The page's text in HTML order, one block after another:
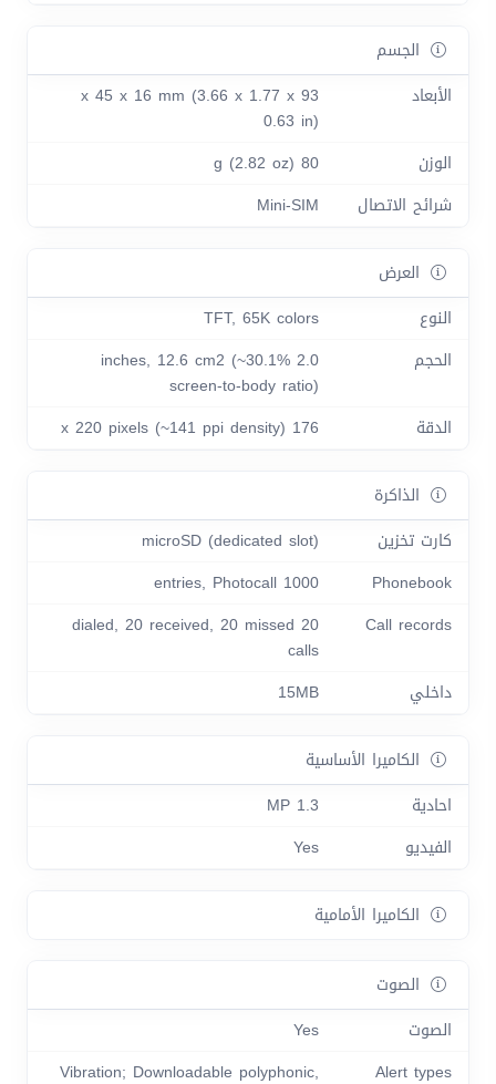
الجسم
الأبعاد
93 x 45 x 16 mm (3.66 x 1.77 x
0.63 in)
الوزن
80 g (2.82 oz)
شرائح الاتصال
Mini-SIM
العرض
النوع
TFT, 65K colors
الحجم
2.0 inches, 12.6 cm2 (~30.1%
screen-to-body ratio)
الدقة
176 x 220 pixels (~141 ppi density)
الذاكرة
كارت تخزين
microSD (dedicated slot)
Phonebook
1000 entries, Photocall
Call records
20 dialed, 20 received, 20 missed
calls
داخلي
15MB
الكاميرا الأساسية
احادية
1.3 MP
الفيديو
Yes
الكاميرا الأمامية
الصوت
الصوت
Yes
Alert types
Vibration; Downloadable polyphonic,